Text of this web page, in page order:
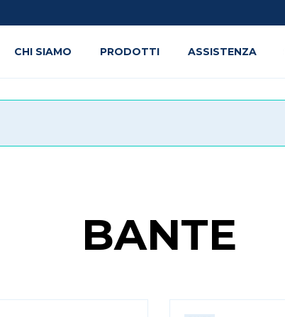
BANTE
CHI SIAMO PRODOTTI ASSISTENZA